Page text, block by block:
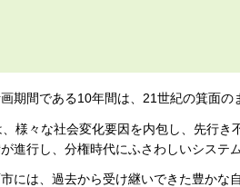
期間である10年間は、21世紀の箕面の
様々な社会変化要因を内包し、先行
進行し、分権時代にふさわしいシステ
には、過去から受け継いできた豊か